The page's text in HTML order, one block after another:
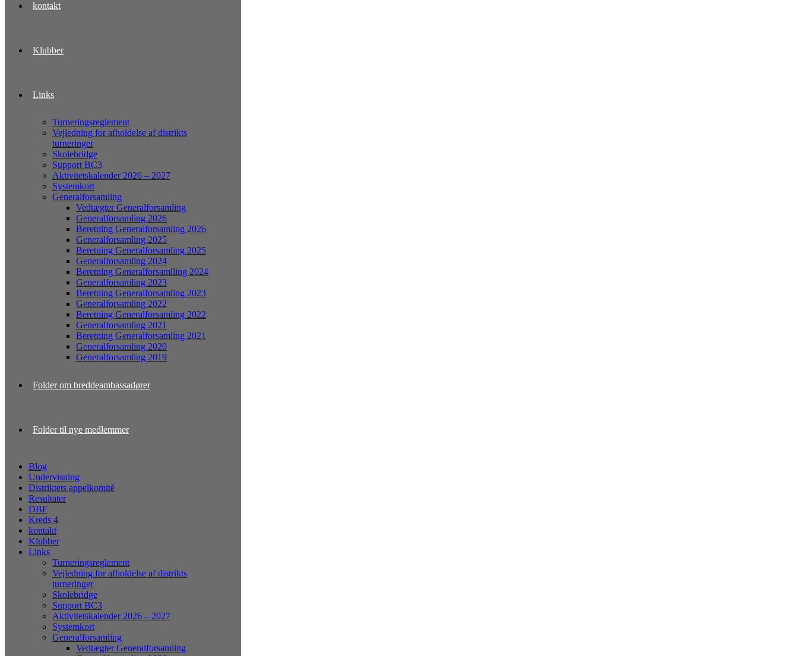
kontakt
Klubber
Links
Turneringsreglement
Vejledning for afholdelse af distrikts
turneringer
Skolebridge
Support BC3
Aktivitetskalender 2026 – 2027
Systemkort
Generalforsamling
Vedtægter Generalforsamling
Generalforsamling 2026
Beretning Generalforsamling 2026
Generalforsamling 2025
Beretning Generalforsamling 2025
Generalforsamling 2024
Beretning Generalforsamlling 2024
Generalforsamling 2023
Beretning Generalforsamling 2023
Generalforsamling 2022
Beretning Generalforsamling 2022
Generalforsamling 2021
Beretning Generalforsamling 2021
Generalforsamling 2020
Generalforsamling 2019
Folder om breddeambassadører
Folder til nye medlemmer
Blog
Undervisning
Distriktets appelkomité
Resultater
DBF
Kreds 4
kontakt
Klubber
Links
Turneringsreglement
Vejledning for afholdelse af distrikts
turneringer
Skolebridge
Support BC3
Aktivitetskalender 2026 – 2027
Systemkort
Generalforsamling
Vedtægter Generalforsamling